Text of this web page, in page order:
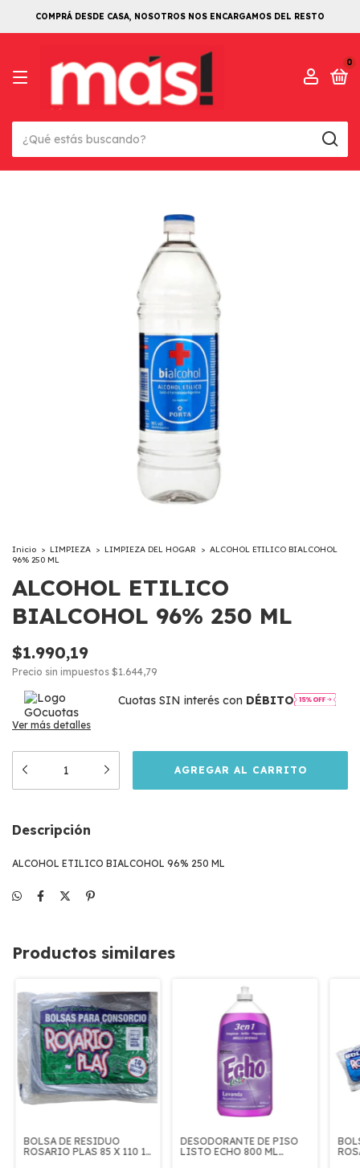
COMPRÁ DESDE CASA, NOSOTROS NOS ENCARGAMOS DEL RESTO
0
Inicio > LIMPIEZA > LIMPIEZA DEL HOGAR > ALCOHOL ETILICO BIALCOHOL
96% 250 ML
ALCOHOL ETILICO
BIALCOHOL 96% 250 ML
$1.990,19
Precio sin impuestos $1.644,79
Cuotas SIN interés con DÉBITO
Ver más detalles
Descripción
ALCOHOL ETILICO BIALCOHOL 96% 250 ML
Productos similares
BOLSA DE RESIDUO
ROSARIO PLAS 85 X 110 10
DESODORANTE DE PISO
LISTO ECHO 800 ML